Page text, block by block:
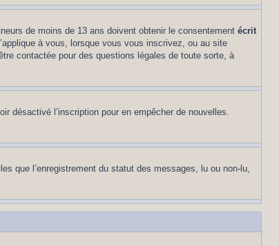
de moins de 13 ans doivent obtenir le consentement écrit
à vous, lorsque vous vous inscrivez, ou au site
contactée pour des questions légales de toute sorte, à
désactivé l’inscription pour en empêcher de nouvelles.
que l’enregistrement du statut des messages, lu ou non-lu,